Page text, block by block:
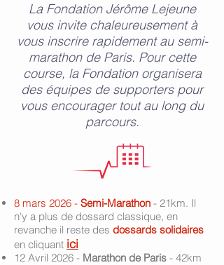
La Fondation Jérôme Lejeune
vous invite chaleureusement à
vous inscrire rapidement au semi-
marathon de Paris. Pour cette
course, la Fondation organisera
des équipes de supporters pour
vous encourager tout au long du
parcours.
8 mars 2026 - Semi-Marathon - 21km. Il
n'y a plus de dossard classique, en
revanche il reste des dossards solidaires
en cliquant ici
12 Avril 2026 - Marathon de Paris - 42km